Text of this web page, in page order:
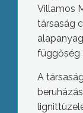
Villamos
társaság
függőség
A